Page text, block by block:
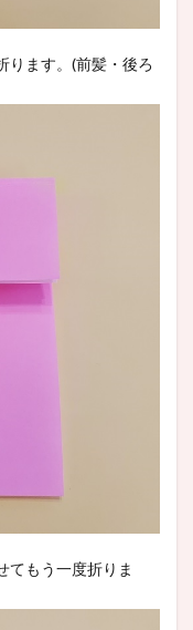
ります。(前髪・後ろ
てもう一度折りま